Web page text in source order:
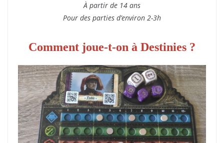
À partir de 14 ans
Pour des parties d’environ 2-3h
Comment joue-t-on à Destinies ?